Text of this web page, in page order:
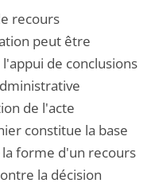
recours
peut être
de conclusions
de l'acte
constitue la base
forme d'un recours
la décision